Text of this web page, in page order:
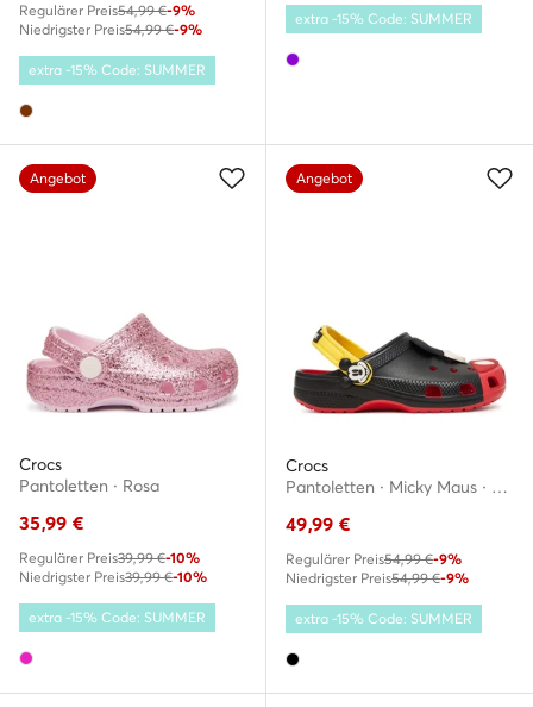
Regulärer Preis54,99 €-9%
Niedrigster Preis54,99 €-9%
extra -15% Code: SUMMER
extra -15% Code: SUMMER
Angebot
Crocs
Pantoletten · Rosa
35,99 €
Regulärer Preis39,99 €-10%
Niedrigster Preis39,99 €-10%
extra -15% Code: SUMMER
Angebot
Crocs
Pantoletten · Micky Maus · Schwarz
49,99 €
Regulärer Preis54,99 €-9%
Niedrigster Preis54,99 €-9%
extra -15% Code: SUMMER